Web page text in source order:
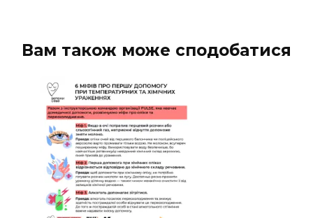
Вам також може сподобатися